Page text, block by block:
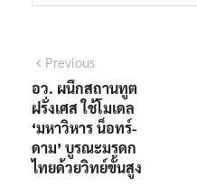
แนะแนว
เรื่อง
PreviousPrevious
post:
อว. ผนึกสถานทูต
ฝรั่งเศส ใช้โมเดล
‘มหาวิหาร น็อทร์-
ดาม’ บูรณะมรดก
ไทยด้วยวิทย์ขั้นสูง